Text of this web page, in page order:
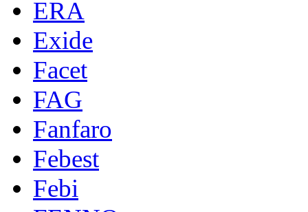
ERA
Exide
Facet
FAG
Fanfaro
Febest
Febi